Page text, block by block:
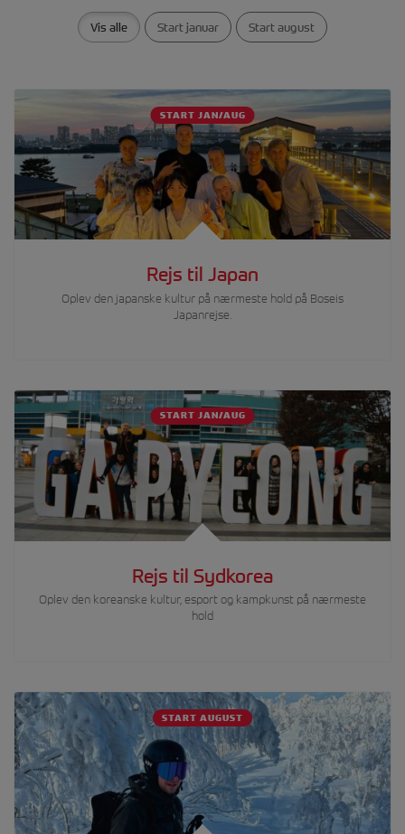
Vis alle Start januar Start august
START JAN/AUG
Rejs til Japan
Oplev den japanske kultur på nærmeste hold på Boseis
Japanrejse.
START JAN/AUG
Rejs til Sydkorea
Oplev den koreanske kultur, esport og kampkunst på nærmeste
hold
START AUGUST